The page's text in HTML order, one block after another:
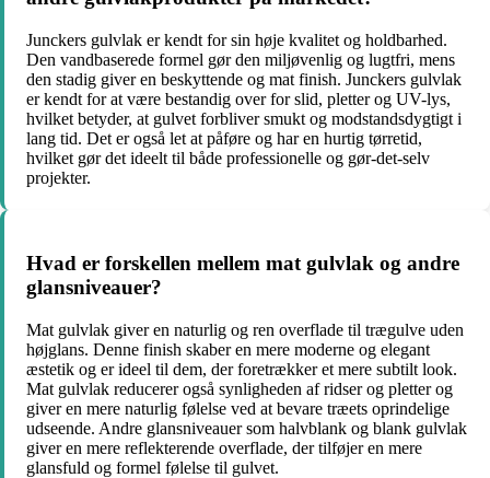
Junckers gulvlak er kendt for sin høje kvalitet og holdbarhed.
Den vandbaserede formel gør den miljøvenlig og lugtfri, mens
den stadig giver en beskyttende og mat finish. Junckers gulvlak
er kendt for at være bestandig over for slid, pletter og UV-lys,
hvilket betyder, at gulvet forbliver smukt og modstandsdygtigt i
lang tid. Det er også let at påføre og har en hurtig tørretid,
hvilket gør det ideelt til både professionelle og gør-det-selv
projekter.
Hvad er forskellen mellem mat gulvlak og andre
glansniveauer?
Mat gulvlak giver en naturlig og ren overflade til trægulve uden
højglans. Denne finish skaber en mere moderne og elegant
æstetik og er ideel til dem, der foretrækker et mere subtilt look.
Mat gulvlak reducerer også synligheden af ridser og pletter og
giver en mere naturlig følelse ved at bevare træets oprindelige
udseende. Andre glansniveauer som halvblank og blank gulvlak
giver en mere reflekterende overflade, der tilføjer en mere
glansfuld og formel følelse til gulvet.